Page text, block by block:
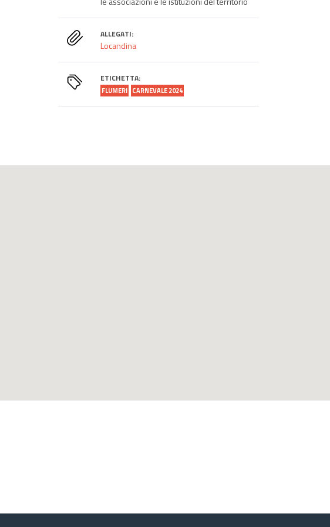
ALLEGATI:
Locandina
ETICHETTA:
FLUMERI CARNEVALE 2024